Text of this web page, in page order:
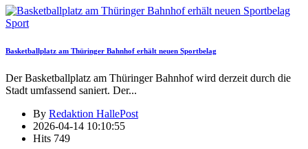
Sport
Basketballplatz am Thüringer Bahnhof erhält neuen Sportbelag
Der Basketballplatz am Thüringer Bahnhof wird derzeit durch die
Stadt umfassend saniert. Der...
By Redaktion HallePost
2026-04-14 10:10:55
Hits 749